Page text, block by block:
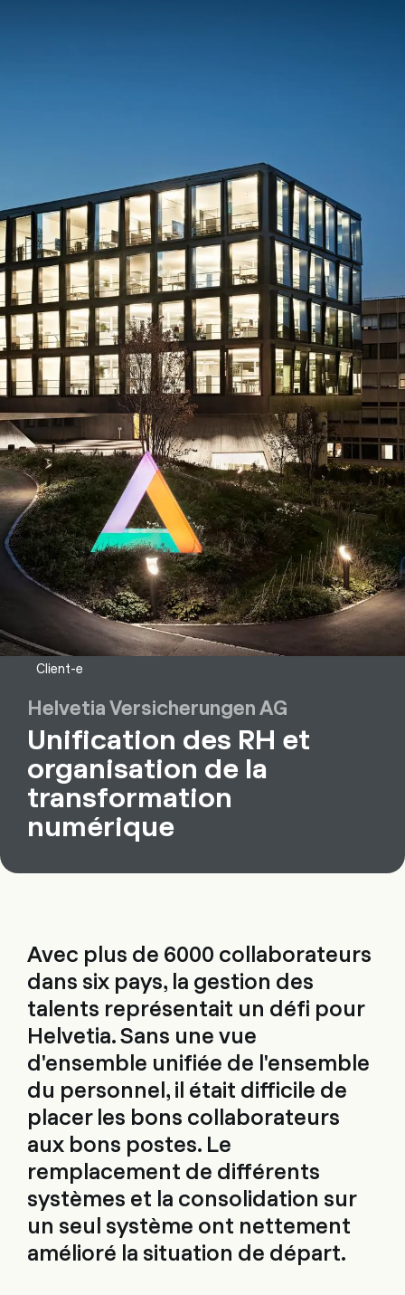
Client-e
Helvetia Versicherungen AG
Unification des RH et
organisation de la
transformation
numérique
Avec plus de 6000 collaborateurs
dans six pays, la gestion des
talents représentait un défi pour
Helvetia. Sans une vue
d'ensemble unifiée de l'ensemble
du personnel, il était difficile de
placer les bons collaborateurs
aux bons postes. Le
remplacement de différents
systèmes et la consolidation sur
un seul système ont nettement
amélioré la situation de départ.